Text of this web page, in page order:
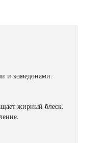
и комедонами.
жирный блеск.